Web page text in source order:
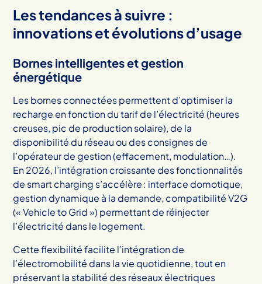
Les tendances à suivre :
innovations et évolutions d’usage
Bornes intelligentes et gestion
énergétique
Les bornes connectées permettent d’optimiser la
recharge en fonction du tarif de l’électricité (heures
creuses, pic de production solaire), de la
disponibilité du réseau ou des consignes de
l’opérateur de gestion (effacement, modulation…).
En 2026, l’intégration croissante des fonctionnalités
de smart charging s’accélère : interface domotique,
gestion dynamique à la demande, compatibilité V2G
(« Vehicle to Grid ») permettant de réinjecter
l’électricité dans le logement.
Cette flexibilité facilite l’intégration de
l’électromobilité dans la vie quotidienne, tout en
préservant la stabilité des réseaux électriques